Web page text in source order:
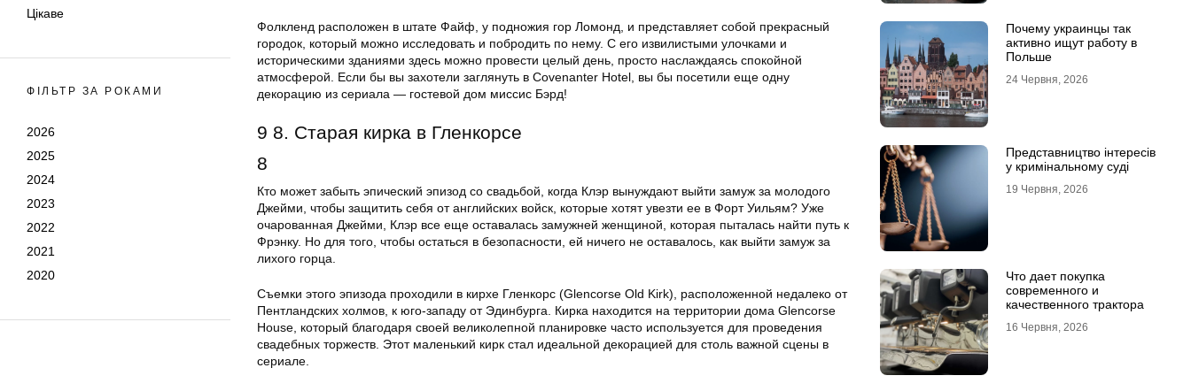
Цікаве
ФІЛЬТР ЗА РОКАМИ
2026
2025
2024
2023
2022
2021
2020
Фолкленд расположен в штате Файф, у подножия гор Ломонд, и представляет собой прекрасный
городок, который можно исследовать и побродить по нему. С его извилистыми улочками и
историческими зданиями здесь можно провести целый день, просто наслаждаясь спокойной
атмосферой. Если бы вы захотели заглянуть в Covenanter Hotel, вы бы посетили еще одну
декорацию из сериала — гостевой дом миссис Бэрд!
9 8. Старая кирка в Гленкорсе
8
Кто может забыть эпический эпизод со свадьбой, когда Клэр вынуждают выйти замуж за молодого
Джейми, чтобы защитить себя от английских войск, которые хотят увезти ее в Форт Уильям? Уже
очарованная Джейми, Клэр все еще оставалась замужней женщиной, которая пыталась найти путь к
Фрэнку. Но для того, чтобы остаться в безопасности, ей ничего не оставалось, как выйти замуж за
лихого горца.
Съемки этого эпизода проходили в кирхе Гленкорс (Glencorse Old Kirk), расположенной недалеко от
Пентландских холмов, к юго-западу от Эдинбурга. Кирка находится на территории дома Glencorse
House, который благодаря своей великолепной планировке часто используется для проведения
свадебных торжеств. Этот маленький кирк стал идеальной декорацией для столь важной сцены в
сериале.
Почему украинцы так
активно ищут работу в
Польше
24 Червня, 2026
Представництво інтересів
у кримінальному суді
19 Червня, 2026
Что дает покупка
современного и
качественного трактора
16 Червня, 2026